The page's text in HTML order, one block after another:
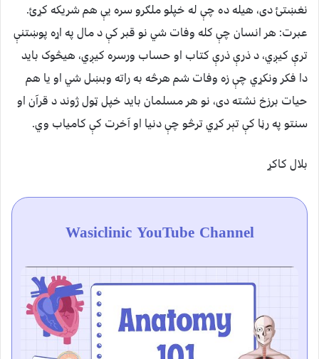
نغښتئ دی، هیله ده چې له خپلو ملګرو سره یې هم شریکه کړئ.
عبرت: هر انسان چې کله وفات شي نو قبر کې د مال په اړه پوښتنې
ترې کیږي، د ذرې ذرې کتاب او حساب ورسره کیږي، هیڅوک باید
دا فکر ونکړي چې زه وفات شم هرڅه به راته وبښل شي او یا هم
حیات برزخ نشته دی، نو هر مسلمان باید خپل ټول ژوند د قرآن او
سنتو په رڼا کې تېر کړي ترڅو چې دنیا او آخرت کې کامیاب وي.
بلال کاکړ
Wasiclinic YouTube Channel